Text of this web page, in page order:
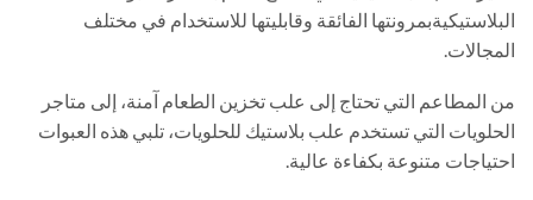
البلاستيكيةبمرونتها الفائقة وقابليتها للاستخدام في مختلف
المجالات.
من المطاعم التي تحتاج إلى علب تخزين الطعام آمنة، إلى متاجر
الحلويات التي تستخدم علب بلاستيك للحلويات، تلبي هذه العبوات
احتياجات متنوعة بكفاءة عالية.